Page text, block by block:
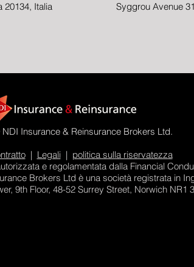
20134, Italia
Syggrou Avenue
Insurance & Reinsurance Brokers Ltd.
| Legali | politica sulla riservatezza
e regolamentata dalla Financial
Brokers Ltd è una società registrata in
9th Floor, 48-52 Surrey Street, Norwich NR1